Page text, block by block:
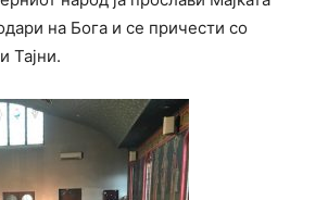
на Бога и се причести со
Тајни.